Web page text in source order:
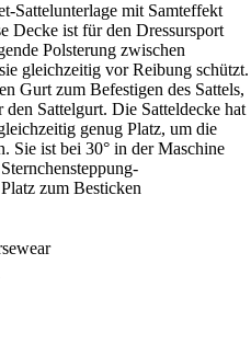
Sattelunterlage mit Samteffekt
Decke ist für den Dressursport
Polsterung zwischen
gleichzeitig vor Reibung schützt.
Gurt zum Befestigen des Sattels,
Sattelgurt. Die Satteldecke hat
genug Platz, um die
Sie ist bei 30° in der Maschine
zum Besticken